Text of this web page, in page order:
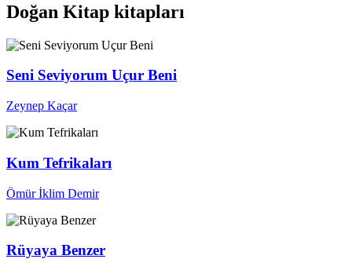
Doğan Kitap kitapları
Seni Seviyorum Uçur Beni
Zeynep Kaçar
Kum Tefrikaları
Ömür İklim Demir
Rüyaya Benzer